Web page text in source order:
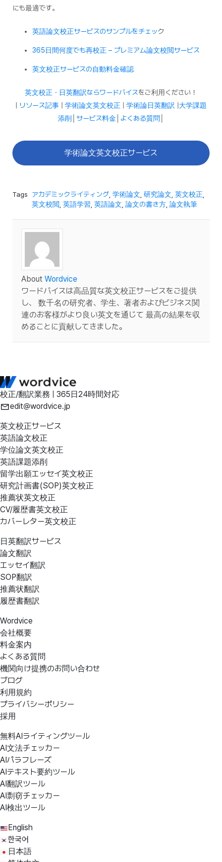
にも最適です。
英語論文校正サービスのサンプルをチェック
365日間何度でも再校正 – プレミアム論文校閲サービス
英文校正サービスの自動料金確認
英文校正・日英翻訳ならワードバイスをご利用ください！
リソース記事 学術論文英文校正 学術論日英翻訳
大学課題
添削
サービス料金 よくある質問
学術論文英文校正サービス
Tags アカデミックライティング 学術論文 研究論文 英文校正
英文校閲 英語学習 英語論文 論文の書き方 論文執筆
About Wordvice
ワードバイスは高品質な英文校正サービスをご提供
し、 数千名の研究者、学生、著者およびビジネス関
連のお客様がより良い英文を通じて 最高の結果を収
めることに貢献してきました。
校正/翻訳業務 | 365日24時間対応
edit@wordvice.jp
英文校正サービス
英語論文校正
学位論文英文校正
英語課題添削
留学出願エッセイ英文校正
研究計画書(SOP)英文校正
推薦状英文校正
CV/履歴書英文校正
カバーレター英文校正
日英翻訳サービス
論文翻訳
エッセイ翻訳
SOP翻訳
推薦状翻訳
履歴書翻訳
Wordvice
会社概要
料金案内
よくある質問
機関向け提携のお問い合わせ
ブログ
利用規約
プライバシーポリシー
採用
無料AIライティングツール
AI文法チェッカー
AIパラフレーズ
AIテキスト要約ツール
AI翻訳ツール
AI剽窃チェッカー
AI検出ツール
English
한국어
日本語